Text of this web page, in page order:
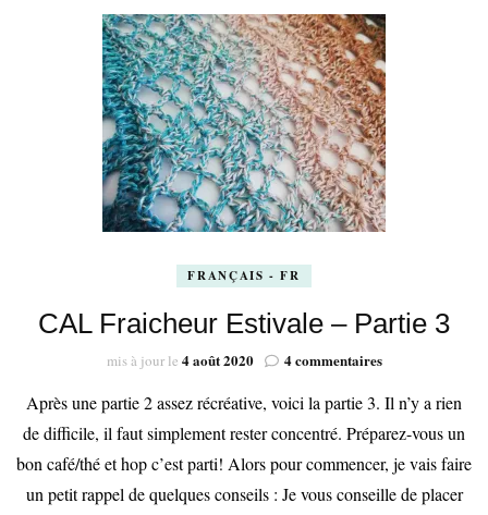
FRANÇAIS - FR
CAL Fraicheur Estivale – Partie 3
mis à jour le 4 août 2020 4 commentairessur
Fraicheur
–
Partie
3
Après une partie 2 assez récréative, voici la partie 3. Il n’y a rien
de difficile, il faut simplement rester concentré. Préparez-vous un
bon café/thé et hop c’est parti! Alors pour commencer, je vais faire
un petit rappel de quelques conseils : Je vous conseille de placer